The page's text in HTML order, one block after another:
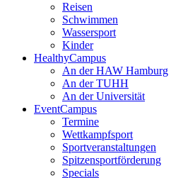
Reisen
Schwimmen
Wassersport
Kinder
HealthyCampus
An der HAW Hamburg
An der TUHH
An der Universität
EventCampus
Termine
Wettkampfsport
Sportveranstaltungen
Spitzensportförderung
Specials